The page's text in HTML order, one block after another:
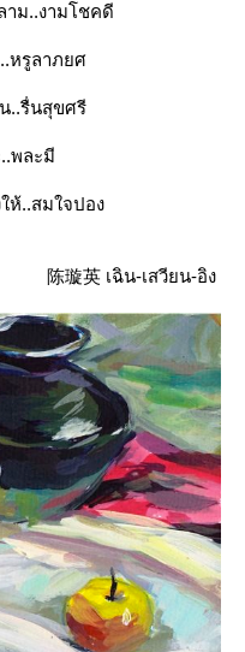
ม..งามโชคดี
..หรูลาภยศ
..รื่นสุขศรี
พละมี
ห้..สมใจปอง
陈璇英 เฉิน-เสวียน-อิง